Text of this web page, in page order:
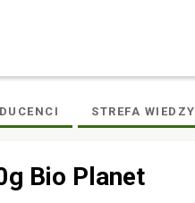
STREFA WIEDZY
Bio Planet